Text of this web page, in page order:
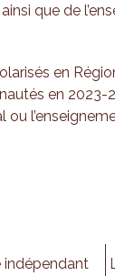
que de
en
en 2023-
ou
indépendant